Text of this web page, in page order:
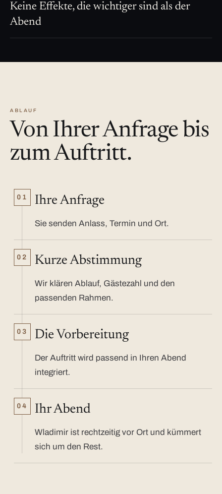
Keine Effekte, die wichtiger sind als der
Abend
ABLAUF
Von Ihrer Anfrage bis
zum Auftritt.
01 Ihre Anfrage
Sie senden Anlass, Termin und Ort.
02 Kurze Abstimmung
Wir klären Ablauf, Gästezahl und den
passenden Rahmen.
03 Die Vorbereitung
Der Auftritt wird passend in Ihren Abend
integriert.
04 Ihr Abend
Wladimir ist rechtzeitig vor Ort und kümmert
sich um den Rest.